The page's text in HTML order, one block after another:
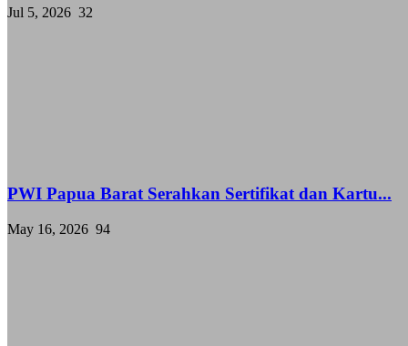
Jul 5, 2026 32
PWI Papua Barat Serahkan Sertifikat dan Kartu...
May 16, 2026 94